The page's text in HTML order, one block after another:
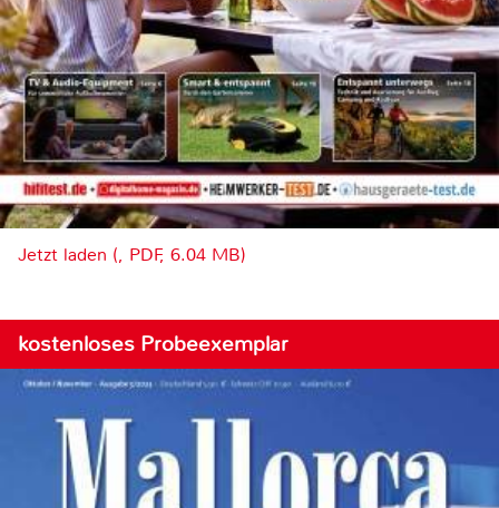
Jetzt laden (, PDF, 6.04 MB)
kostenloses Probeexemplar